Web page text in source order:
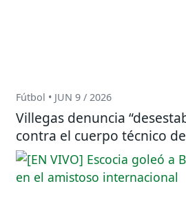
Fútbol • JUN 9 / 2026
Villegas denuncia
contra el cuerpo técnico